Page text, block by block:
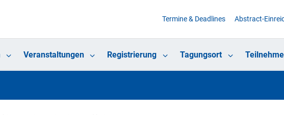
Termine & Deadlines Abstract-
Veranstaltungen Registrierung Tagungsort